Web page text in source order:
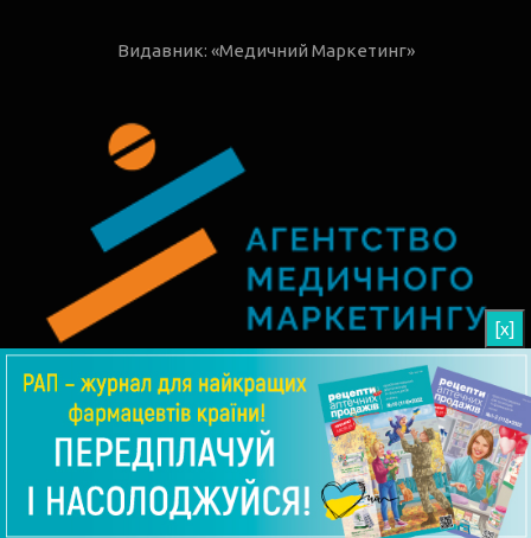
Видавник: «Медичний Маркетинг»
© 2026 РАП - Рецепти Аптечних Продажів
Угода користувача Редакція АВТОРИ
[x]